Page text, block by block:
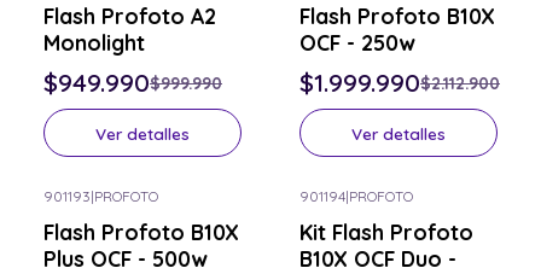
Consulta por el tuyo
Flash Profoto A2
Monolight
$949.990$999.990
Ver detalles
Consulta por el tuyo
Flash Profoto B10X
OCF - 250w
$1.999.990$2.112.900
Ver detalles
Consulta por el tuyo
901193|PROFOTO
Flash Profoto B10X
Plus OCF - 500w
Consulta por el tuyo
901194|PROFOTO
Kit Flash Profoto
B10X OCF Duo -